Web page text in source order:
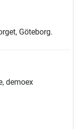
Göteborg.
demoex